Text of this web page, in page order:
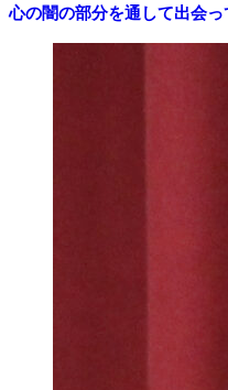
心の闇の部分を通して出会